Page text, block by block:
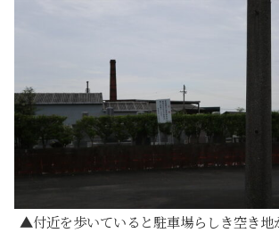
付近を歩いていると駐車場らしき空き地